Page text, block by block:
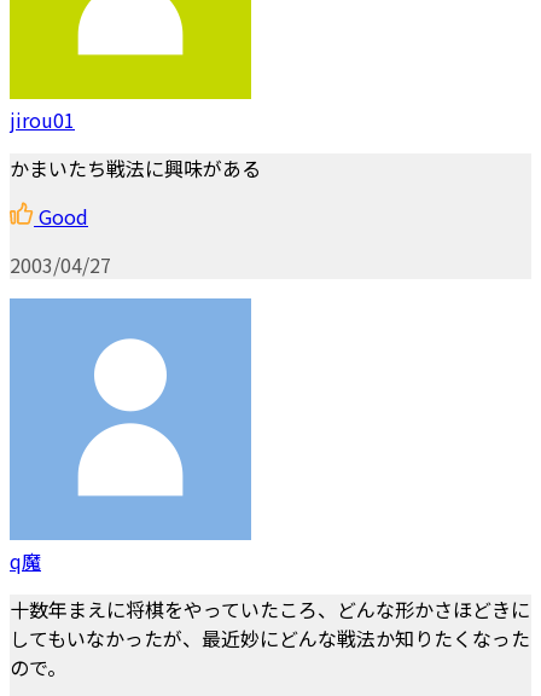
jirou01
かまいたち戦法に興味がある
Good
2003/04/27
q魔
十数年まえに将棋をやっていたころ、どんな形かさほどきに
してもいなかったが、最近妙にどんな戦法か知りたくなった
ので。